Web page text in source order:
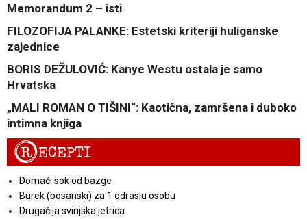
Memorandum 2 – isti
FILOZOFIJA PALANKE: Estetski kriteriji huliganske
zajednice
BORIS DEŽULOVIĆ: Kanye Westu ostala je samo
Hrvatska
„MALI ROMAN O TIŠINI“: Kaotična, zamršena i duboko
intimna knjiga
RECEPTI
Domaći sok od bazge
Burek (bosanski) za 1 odraslu osobu
Drugačija svinjska jetrica